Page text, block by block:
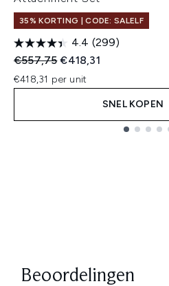
35% KORTING | CODE: SALELF
4.4 (299)
Recommended Retail Price:
€557,75Huidige prijs:
€418,31
€418,31 per unit
SNEL KOPEN